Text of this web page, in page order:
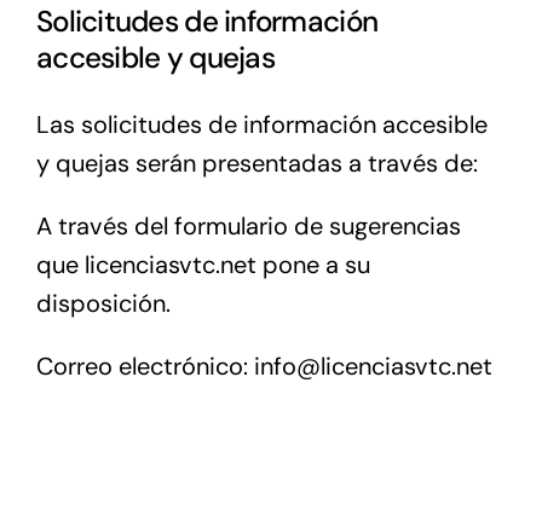
Solicitudes de información
accesible y quejas
Las solicitudes de información accesible
y quejas serán presentadas a través de:
A través del formulario de sugerencias
que licenciasvtc.net pone a su
disposición.
Correo electrónico: info@licenciasvtc.net